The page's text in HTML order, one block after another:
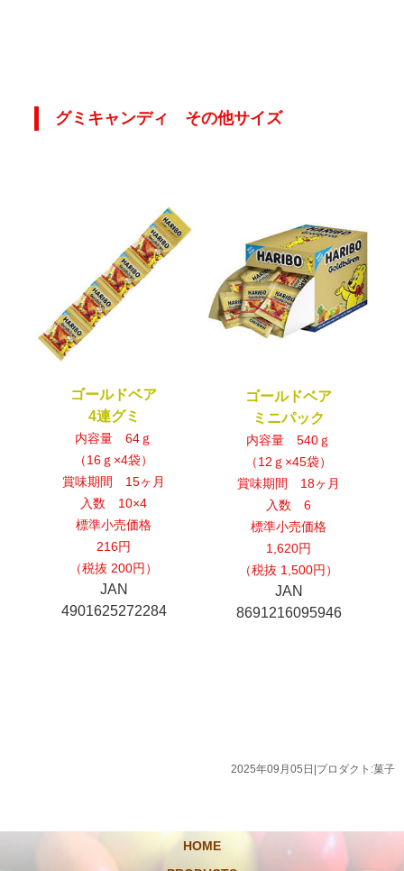
グミキャンディ その他サイズ
ゴールドベア
4連グミ
内容量 64ｇ
（16ｇ×4袋）
賞味期間 15ヶ月
入数 10×4
標準小売価格
216円
（税抜 200円）
JAN
4901625272284
ゴールドベア
ミニパック
内容量 540ｇ
（12ｇ×45袋）
賞味期間 18ヶ月
入数 6
標準小売価格
1,620円
（税抜 1,500円）
JAN
8691216095946
2025年09月05日 プロダクト:菓子
HOME